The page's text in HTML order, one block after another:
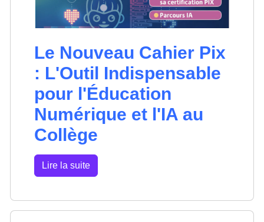
Le Nouveau Cahier Pix
: L'Outil Indispensable
pour l'Éducation
Numérique et l'IA au
Collège
Lire la suite